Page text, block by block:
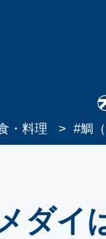
・料理 #鯛（
ダイ